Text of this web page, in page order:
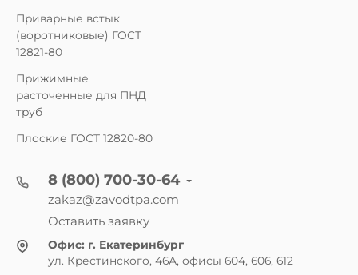
Приварные встык
(воротниковые) ГОСТ
12821-80
Прижимные
расточенные для ПНД
труб
Плоские ГОСТ 12820-80
8 (800) 700-30-64
zakaz@zavodtpa.com
Оставить заявку
Офис: г. Екатеринбург
ул. Крестинского, 46А, офисы 604, 606, 612